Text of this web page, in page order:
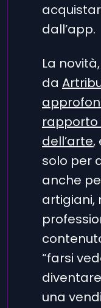
dall’app.
La
da
rapporto
dell’arte,
solo per
anche
artigiani,
“farsi
una